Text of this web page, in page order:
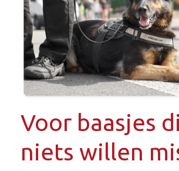
Voor baasjes
niets willen